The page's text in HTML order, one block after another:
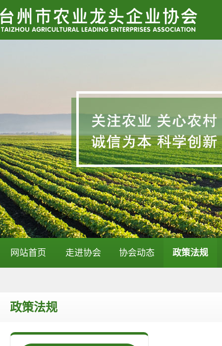
网站首页 走进协会 协会动态 政策法规
政策法规